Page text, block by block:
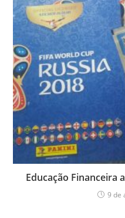
Educação Financeira
9 de